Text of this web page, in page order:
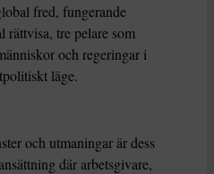
fred, fungerande
rättvisa, tre pelare som
och regeringar i
läge.
och utmaningar är dess
där arbetsgivare,